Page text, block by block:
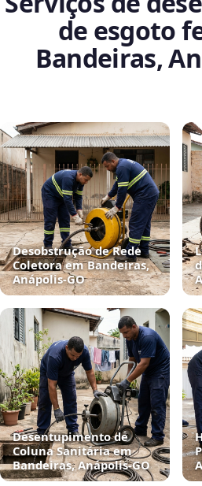
de esgoto
Bandeiras,
Desobstrução de Rede
Coletora em Bandeiras,
Anápolis‑GO
Desentupimento de
Coluna Sanitária em
Bandeiras, Anápolis‑GO